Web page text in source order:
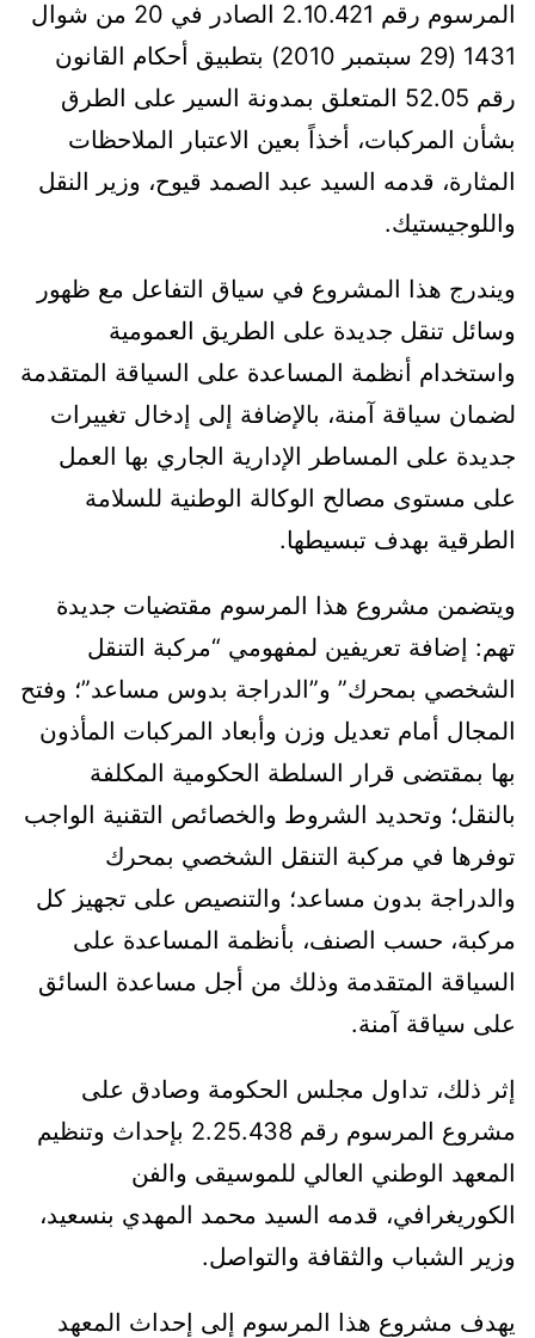
المرسوم رقم 2.10.421 الصادر في 20 من شوال
1431 (29 سبتمبر 2010) بتطبيق أحكام القانون
رقم 52.05 المتعلق بمدونة السير على الطرق
بشأن المركبات، أخذاً بعين الاعتبار الملاحظات
المثارة، قدمه السيد عبد الصمد قيوح، وزير النقل
واللوجيستيك.
ويندرج هذا المشروع في سياق التفاعل مع ظهور
وسائل تنقل جديدة على الطريق العمومية
واستخدام أنظمة المساعدة على السياقة المتقدمة
لضمان سياقة آمنة، بالإضافة إلى إدخال تغييرات
جديدة على المساطر الإدارية الجاري بها العمل
على مستوى مصالح الوكالة الوطنية للسلامة
الطرقية بهدف تبسيطها.
ويتضمن مشروع هذا المرسوم مقتضيات جديدة
تهم: إضافة تعريفين لمفهومي “مركبة التنقل
الشخصي بمحرك” و”الدراجة بدوس مساعد”؛ وفتح
المجال أمام تعديل وزن وأبعاد المركبات المأذون
بها بمقتضى قرار السلطة الحكومية المكلفة
بالنقل؛ وتحديد الشروط والخصائص التقنية الواجب
توفرها في مركبة التنقل الشخصي بمحرك
والدراجة بدون مساعد؛ والتنصيص على تجهيز كل
مركبة، حسب الصنف، بأنظمة المساعدة على
السياقة المتقدمة وذلك من أجل مساعدة السائق
على سياقة آمنة.
إثر ذلك، تداول مجلس الحكومة وصادق على
مشروع المرسوم رقم 2.25.438 بإحداث وتنظيم
المعهد الوطني العالي للموسيقى والفن
الكوريغرافي، قدمه السيد محمد المهدي بنسعيد،
وزير الشباب والثقافة والتواصل.
يهدف مشروع هذا المرسوم إلى إحداث المعهد